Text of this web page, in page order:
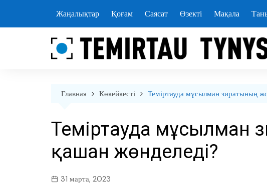
содержанию
Жаңалықтар Қоғам Саясат Өзекті Мақала
Главная Көкейкесті Теміртауда мұсылман зиратының
Теміртауда мұсылман
қашан жөнделеді?
31 марта, 2023